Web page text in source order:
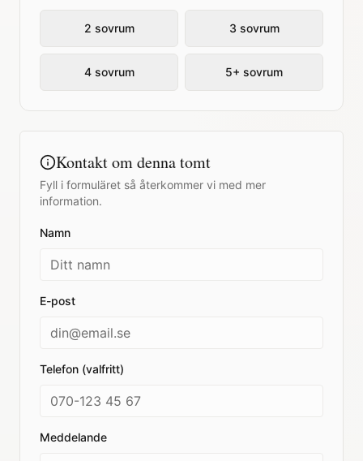
2 sovrum 3 sovrum
4 sovrum 5+ sovrum
Kontakt om denna tomt
Fyll i formuläret så återkommer vi med mer
information.
Namn
E-post
Telefon (valfritt)
Meddelande